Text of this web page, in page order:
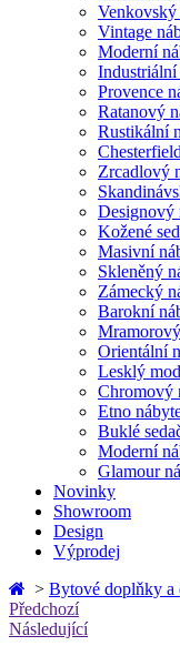
Venkovský
Vintage
Moderní
Industriální
Provence
Ratanový
Rustikální
Zrcadlový
Designový
Kožené
Masivní
Skleněný
Zámecký
Barokní
Orientální
Lesklý
Chromový
Etno
Buklé
Moderní
Glamour
Novinky
Showroom
Design
Výprodej
> Bytové doplňky a
Předchozí
Následující